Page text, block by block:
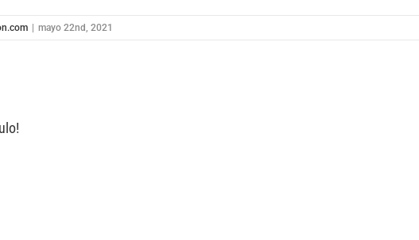
mayo 22nd, 2021